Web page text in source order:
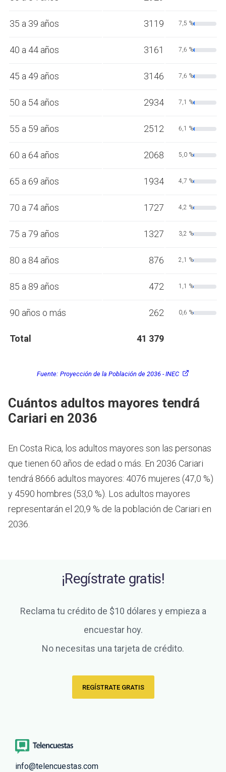
35 a 39 años 3119 7,5 %
40 a 44 años 3161 7,6 %
45 a 49 años 3146 7,6 %
50 a 54 años 2934 7,1 %
55 a 59 años 2512 6,1 %
60 a 64 años 2068 5,0 %
65 a 69 años 1934 4,7 %
70 a 74 años 1727 4,2 %
75 a 79 años 1327 3,2 %
80 a 84 años 876 2,1 %
85 a 89 años 472 1,1 %
90 años o más 262 0,6 %
Total 41 379
Fuente: Proyección de la Población de 2036 - INEC
Cuántos adultos mayores tendrá
Cariari en 2036
En Costa Rica, los adultos mayores son las personas
que tienen 60 años de edad o más. En 2036 Cariari
tendrá 8666 adultos mayores: 4076 mujeres (47,0 %)
y 4590 hombres (53,0 %). Los adultos mayores
representarán el 20,9 % de la población de Cariari en
2036.
¡Regístrate gratis!
Reclama tu crédito de $10 dólares y empieza a
encuestar hoy.
No necesitas una tarjeta de crédito.
REGÍSTRATE GRATIS
info@telencuestas.com